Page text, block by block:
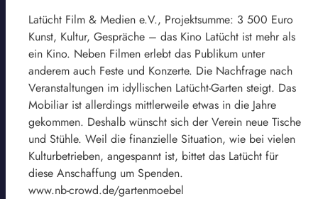
Latücht Film & Medien e.V., Projektsumme: 3 500 Euro
Kunst, Kultur, Gespräche – das Kino Latücht ist mehr als
ein Kino. Neben Filmen erlebt das Publikum unter
anderem auch Feste und Konzerte. Die Nachfrage nach
Veranstaltungen im idyllischen Latücht-Garten steigt. Das
Mobiliar ist allerdings mittlerweile etwas in die Jahre
gekommen. Deshalb wünscht sich der Verein neue Tische
und Stühle. Weil die finanzielle Situation, wie bei vielen
Kulturbetrieben, angespannt ist, bittet das Latücht für
diese Anschaffung um Spenden.
www.nb-crowd.de/gartenmoebel